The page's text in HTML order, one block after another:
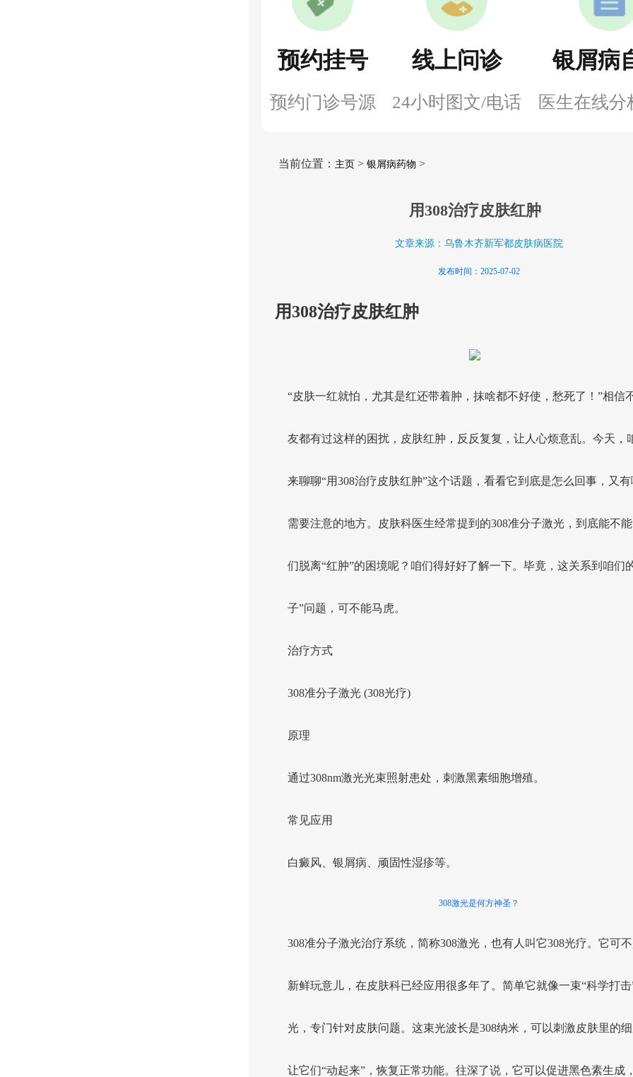
预约挂号
预约门诊号源
线上问诊
24小时图文/电话
银屑病
医生在线分
当前位置： 主页> 银屑病药物 >
用308治疗皮肤红肿
文章来源：乌鲁木齐新军都皮肤病医院
发布时间：2025-07-02
用308治疗皮肤红肿
“皮肤一红就怕，尤其是红还带着肿，抹啥都不好使，愁死了！”相信
友都有过这样的困扰，皮肤红肿，反反复复，让人心烦意乱。今天，
来聊聊“用308治疗皮肤红肿”这个话题，看看它到底是怎么回事，又
需要注意的地方。皮肤科医生经常提到的308准分子激光，到底能不
们脱离“红肿”的困境呢？咱们得好好了解一下。毕竟，这关系到咱们
子”问题，可不能马虎。
治疗方式
308准分子激光 (308光疗)
原理
通过308nm激光光束照射患处，刺激黑素细胞增殖。
常见应用
白癜风、银屑病、顽固性湿疹等。
308激光是何方神圣？
308准分子激光治疗系统，简称308激光，也有人叫它308光疗。它可
新鲜玩意儿，在皮肤科已经应用很多年了。简单它就像一束“科学打击
光，专门针对皮肤问题。这束光波长是308纳米，可以刺激皮肤里的
让它们“动起来”，恢复正常功能。往深了说，它可以促进黑色素生成